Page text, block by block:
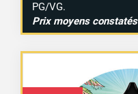
PG/VG.
Prix moyens